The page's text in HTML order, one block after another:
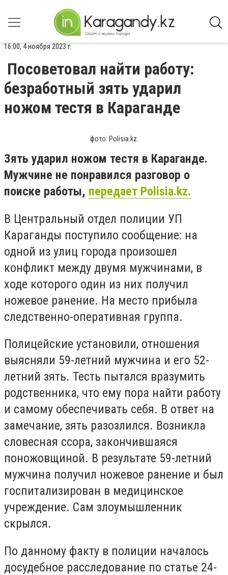
16:00, 4 ноября 2023 г.
Посоветовал найти работу:
безработный зять ударил
ножом тестя в Караганде
фото: Polisia.kz.
Зять ударил ножом тестя в Караганде.
Мужчине не понравился разговор о
поиске работы, передает Polisia.kz.
В Центральный отдел полиции УП
Караганды поступило сообщение: на
одной из улиц города произошел
конфликт между двумя мужчинами, в
ходе которого один из них получил
ножевое ранение. На место прибыла
следственно-оперативная группа.
Полицейские установили, отношения
выясняли 59-летний мужчина и его 52-
летний зять. Тесть пытался вразумить
родственника, что ему пора найти работу
и самому обеспечивать себя. В ответ на
замечание, зять разозлился. Возникла
словесная ссора, закончившаяся
поножовщиной. В результате 59-летний
мужчина получил ножевое ранение и был
госпитализирован в медицинское
учреждение. Сам злоумышленник
скрылся.
По данному факту в полиции началось
досудебное расследование по статье 24-